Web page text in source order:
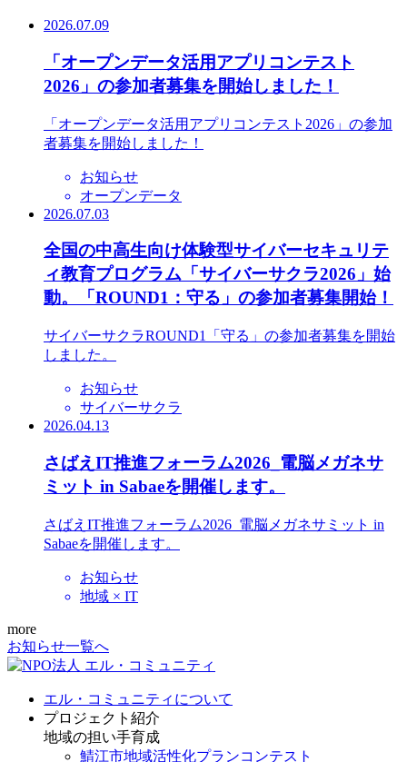
2026.07.09
「オープンデータ活用アプリコンテスト
2026」の参加者募集を開始しました！
「オープンデータ活用アプリコンテスト2026」の参加
者募集を開始しました！
お知らせ
オープンデータ
2026.07.03
全国の中高生向け体験型サイバーセキュリテ
ィ教育プログラム「サイバーサクラ2026」始
動。「ROUND1：守る」の参加者募集開始！
サイバーサクラROUND1「守る」の参加者募集を開始
しました。
お知らせ
サイバーサクラ
2026.04.13
さばえIT推進フォーラム2026_電脳メガネサ
ミット in Sabaeを開催します。
さばえIT推進フォーラム2026_電脳メガネサミット in
Sabaeを開催します。
お知らせ
地域 × IT
more
お知らせ一覧へ
エル・コミュニティについて
プロジェクト紹介
地域の担い手育成
鯖江市地域活性化プランコンテスト